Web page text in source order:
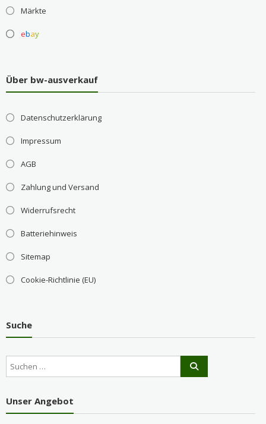
Märkte
ebay
Über bw-ausverkauf
Datenschutzerklärung
Impressum
AGB
Zahlung und Versand
Widerrufsrecht
Batteriehinweis
Sitemap
Cookie-Richtlinie (EU)
Suche
Unser Angebot